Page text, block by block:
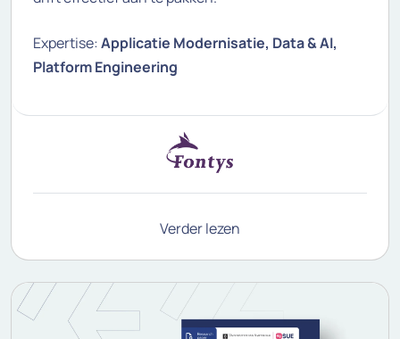
Expertise:Applicatie Modernisatie, Data & AI,
Platform Engineering
Verder lezen